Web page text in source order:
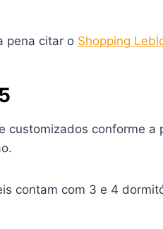
pena citar o Shopping
conforme
contam com 3 e 4